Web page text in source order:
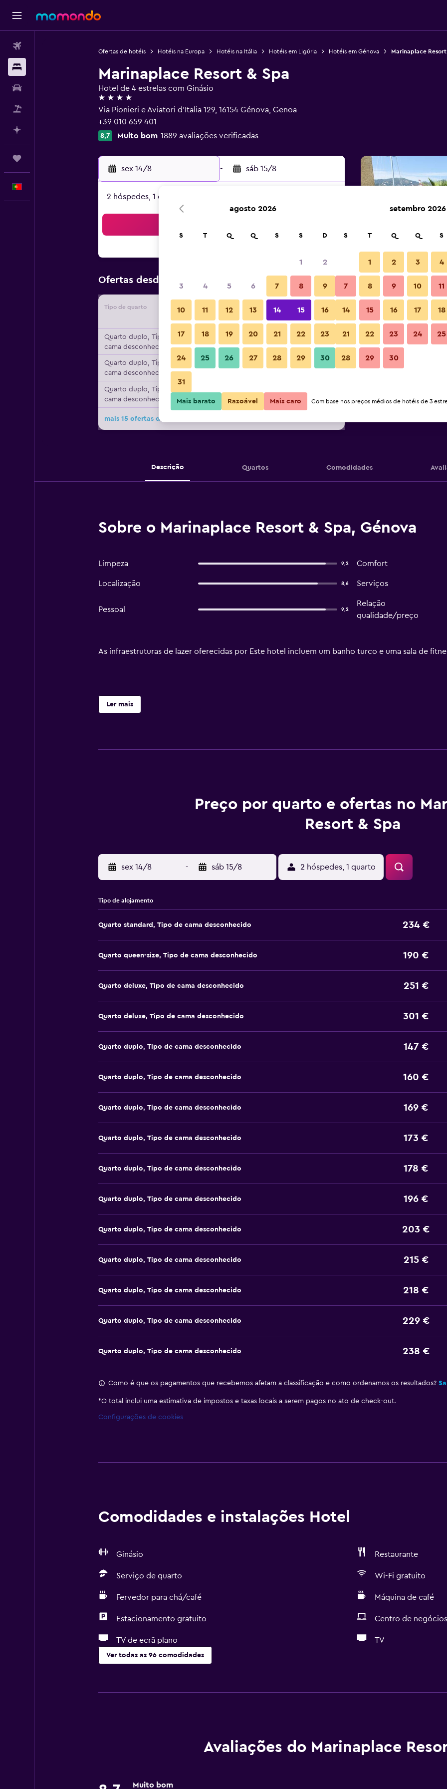
Ofertas de hotéis Hotéis na Europa Hotéis na Itália Hotéis em Ligúria Hotéis em Génova Marinaplace Resort
Marinaplace Resort & Spa
Hotel de 4 estrelas com Ginásio
4 estrelas
Via Pionieri e Aviatori d'Italia 129, 16154 Génova, Genoa
+39 010 659 401
8,7 Muito bom 1889 avaliações verificadas
sex 14/8 - sáb 15/8
2 hóspedes, 1 quarto
Ofertas desde preço por noite mais barato(a)
Tipo de quarto Fornecedor
Total por
Quarto duplo, Tipo de
cama desconhecido
147 € Ver oferta
Quarto duplo, Tipo de
cama desconhecido
160 € Ver oferta
Quarto duplo, Tipo de
cama desconhecido
169 € Ver oferta
mais 15 ofertas do Marinaplace Resort & Spa
Varanda
Fotos
Descrição Quartos Comodidades
Sobre o Marinaplace Resort & Spa, Génova
Limpeza 9,2 Comfort
Localização 8,6 Serviços
Pessoal 9,2
Relação
qualidade/preço
As infraestruturas de lazer oferecidas por Este hotel incluem um banho turco e uma sala de
Ler mais
Preço por quarto e ofertas no
Resort & Spa
sex 14/8 - sáb 15/8 2 hóspedes, 1 quarto
Tipo de alojamento
Quarto standard, Tipo de cama desconhecido 234 €
Quarto queen-size, Tipo de cama desconhecido 190 €
Quarto deluxe, Tipo de cama desconhecido 251 €
Quarto deluxe, Tipo de cama desconhecido 301 €
Quarto duplo, Tipo de cama desconhecido 147 €
Quarto duplo, Tipo de cama desconhecido 160 €
Quarto duplo, Tipo de cama desconhecido 169 €
Quarto duplo, Tipo de cama desconhecido 173 €
Quarto duplo, Tipo de cama desconhecido 178 €
Quarto duplo, Tipo de cama desconhecido 196 €
Quarto duplo, Tipo de cama desconhecido 203 €
Quarto duplo, Tipo de cama desconhecido 215 €
Quarto duplo, Tipo de cama desconhecido 218 €
Quarto duplo, Tipo de cama desconhecido 229 €
Quarto duplo, Tipo de cama desconhecido 238 €
Como é que os pagamentos que recebemos afetam a classificação e como ordenamos os resultados?
*O total inclui uma estimativa de impostos e taxas locais a serem pagos no ato de check-out.
Configurações de cookies
Comodidades e instalações Hotel
Ginásio Restaurante
Serviço de quarto Wi-Fi gratuito
Fervedor para chá/café Máquina de café
Estacionamento gratuito Centro de negócios
TV de ecrã plano TV
Ver todas as 96 comodidades
Unidade acessível em cadeira de rodas
Wi-Fi gratuito
Extintor
Avaliações do Marinaplace
Muito bom
agosto 2026
S T Q Q S S D
1 2
3 4 5 6 7 8 9
10 11 12 13 14 15 16
17 18 19 20 21 22 23
24 25 26 27 28 29 30
31
setembro 2026
S T Q Q S
1 2 3 4
7 8 9 10 11
14 15 16 17 18
21 22 23 24 25
28 29 30
Mais barato Razoável Mais caro Com base nos preços médios de hotéis de 3